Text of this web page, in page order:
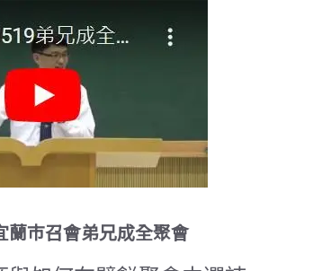
蘭巿召會弟兄成全聚會